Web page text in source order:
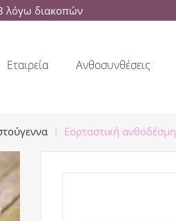
λόγω διακοπών
Εταιρεία Ανθοσυνθέσεις
Εορταστική ανθοδέσμη